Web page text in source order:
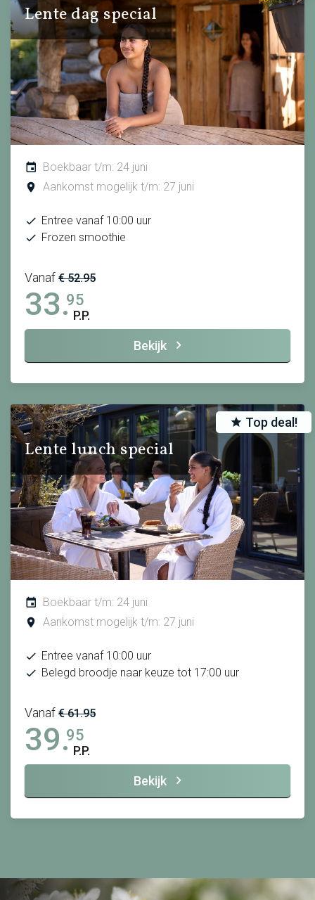
Lente dag special
Boekbaar t/m: 24 juni
Aankomst mogelijk t/m: 27 juni
Entree vanaf 10:00 uur
Frozen smoothie
Vanaf € 52.95
33.95
P.P.
Bekijk
Lente lunch special
Top deal!
Boekbaar t/m: 24 juni
Aankomst mogelijk t/m: 27 juni
Entree vanaf 10:00 uur
Belegd broodje naar keuze tot 17:00 uur
Vanaf € 61.95
39.95
P.P.
Bekijk